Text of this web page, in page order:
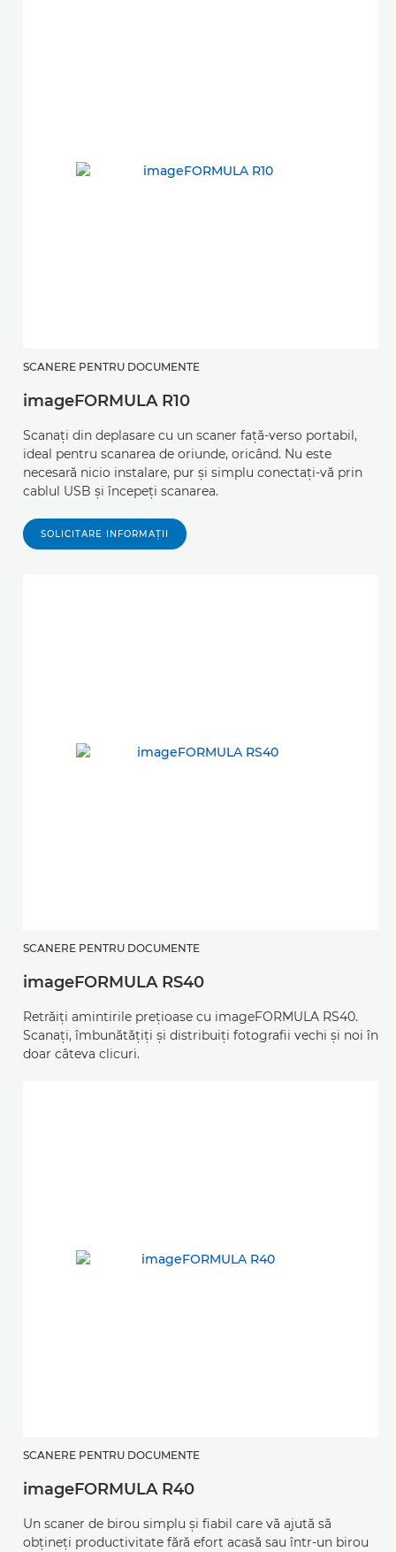
SCANERE PENTRU DOCUMENTE
imageFORMULA R10
Scanaţi din deplasare cu un scaner faţă-verso portabil,
ideal pentru scanarea de oriunde, oricând. Nu este
necesară nicio instalare, pur şi simplu conectaţi-vă prin
cablul USB şi începeţi scanarea.
SOLICITARE INFORMAŢII
SCANERE PENTRU DOCUMENTE
imageFORMULA RS40
Retrăiţi amintirile preţioase cu imageFORMULA RS40.
Scanaţi, îmbunătăţiţi şi distribuiţi fotografii vechi şi noi în
doar câteva clicuri.
SCANERE PENTRU DOCUMENTE
imageFORMULA R40
Un scaner de birou simplu şi fiabil care vă ajută să
obţineţi productivitate fără efort acasă sau într-un birou